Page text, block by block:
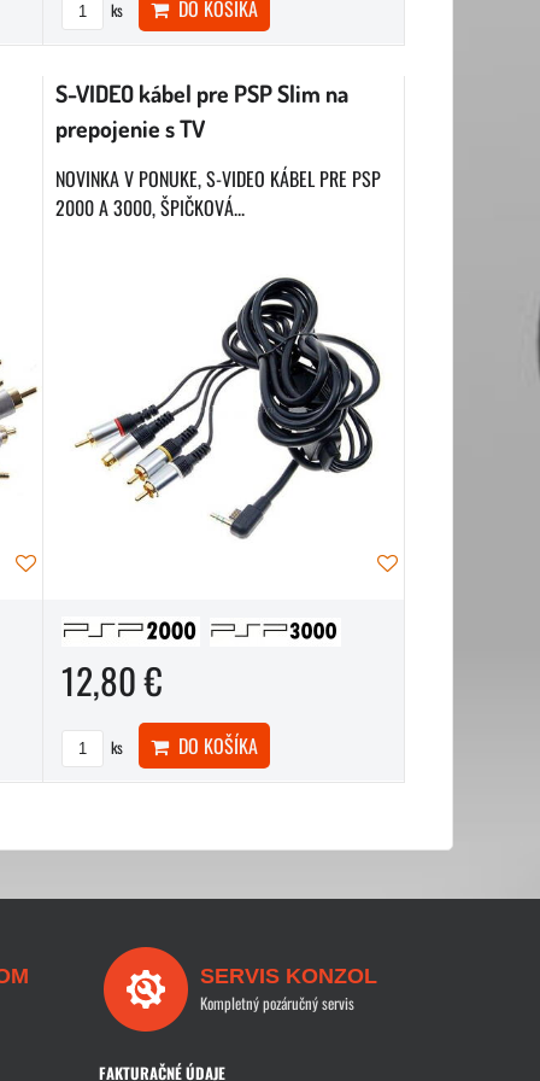
ks DO KOŠÍKA
S-VIDEO kábel pre PSP Slim na
prepojenie s TV
NOVINKA V PONUKE, S-VIDEO KÁBEL PRE PSP
2000 A 3000, ŠPIČKOVÁ...
12,80 €
ks DO KOŠÍKA
SERVIS KONZOL
Kompletný pozáručný servis
FAKTURAČNÉ ÚDAJE